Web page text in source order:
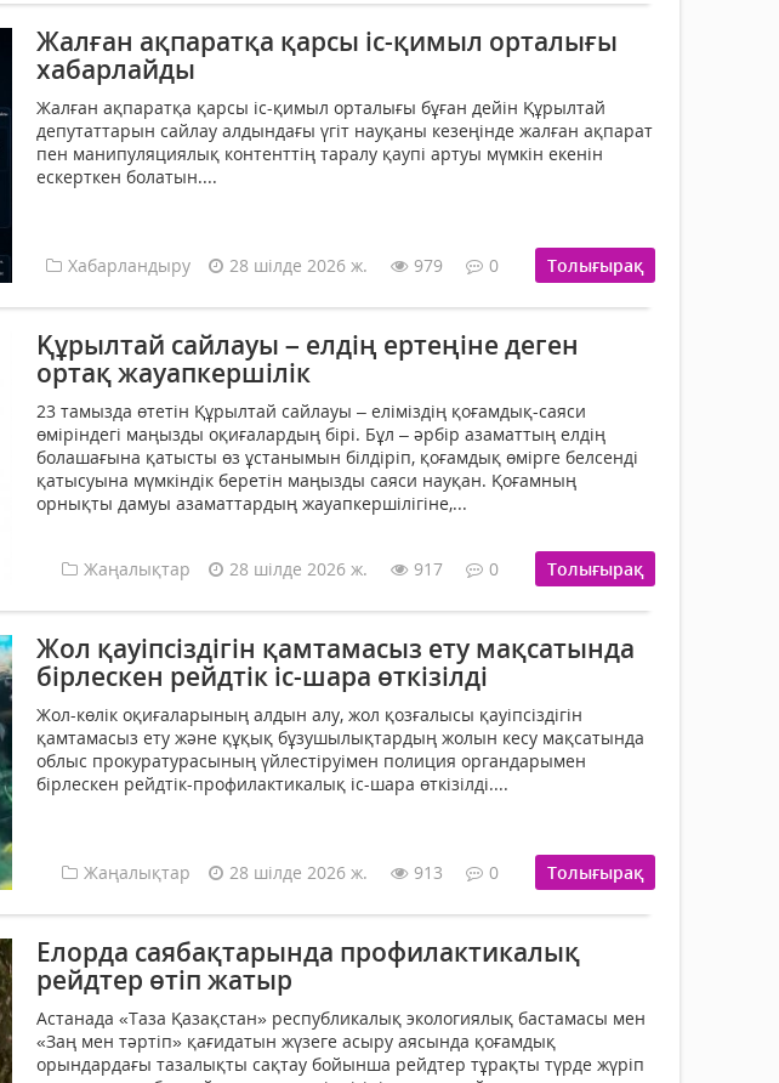
Жалған ақпаратқа қарсы іс-қимыл орталығы
хабарлайды
Жалған ақпаратқа қарсы іс-қимыл орталығы бұған дейін Құрылтай
депутаттарын сайлау алдындағы үгіт науқаны кезеңінде жалған ақпарат
пен манипуляциялық контенттің таралу қаупі артуы мүмкін екенін
ескерткен болатын....
Хабарландыру 28 шілде 2026 ж. 979 0 Толығырақ
Құрылтай сайлауы – елдің ертеңіне деген
ортақ жауапкершілік
23 тамызда өтетін Құрылтай сайлауы – еліміздің қоғамдық-саяси
өміріндегі маңызды оқиғалардың бірі. Бұл – әрбір азаматтың елдің
болашағына қатысты өз ұстанымын білдіріп, қоғамдық өмірге белсенді
қатысуына мүмкіндік беретін маңызды саяси науқан. Қоғамның
орнықты дамуы азаматтардың жауапкершілігіне,...
Жаңалықтар 28 шілде 2026 ж. 917 0 Толығырақ
Жол қауіпсіздігін қамтамасыз ету мақсатында
бірлескен рейдтік іс-шара өткізілді
Жол-көлік оқиғаларының алдын алу, жол қозғалысы қауіпсіздігін
қамтамасыз ету және құқық бұзушылықтардың жолын кесу мақсатында
облыс прокуратурасының үйлестіруімен полиция органдарымен
бірлескен рейдтік-профилактикалық іс-шара өткізілді....
Жаңалықтар 28 шілде 2026 ж. 913 0 Толығырақ
Елорда саябақтарында профилактикалық
рейдтер өтіп жатыр
Астанада «Таза Қазақстан» республикалық экологиялық бастамасы мен
«Заң мен тәртіп» қағидатын жүзеге асыру аясында қоғамдық
орындардағы тазалықты сақтау бойынша рейдтер тұрақты түрде жүріп